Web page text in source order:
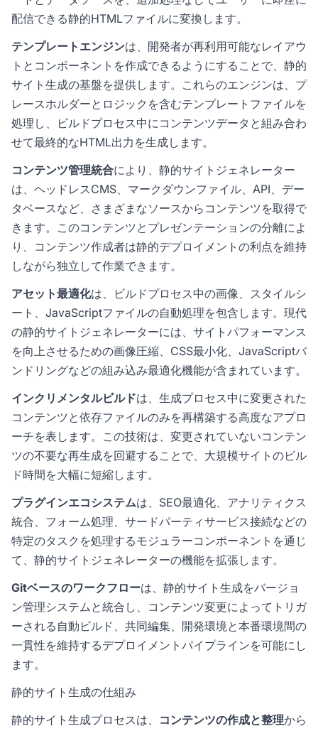
配信できる静的HTMLファイルに変換します。
テンプレートエンジンは、開発者が再利用可能なレイアウ
トとコンポーネントを作成できるようにすることで、静的
サイト生成の基盤を提供します。これらのエンジンは、プ
レースホルダーとロジックを含むテンプレートファイルを
処理し、ビルドプロセス中にコンテンツデータと組み合わ
せて最終的なHTML出力を生成します。
コンテンツ管理統合により、静的サイトジェネレーター
は、ヘッドレスCMS、マークダウンファイル、API、デー
タベースなど、さまざまなソースからコンテンツを取得で
きます。このコンテンツとプレゼンテーションの分離によ
り、コンテンツ作成者は静的デプロイメントの利点を維持
しながら独立して作業できます。
アセット最適化は、ビルドプロセス中の画像、スタイルシ
ート、JavaScriptファイルの自動処理を包含します。現代
の静的サイトジェネレーターには、サイトパフォーマンス
を向上させるための画像圧縮、CSS最小化、JavaScriptバ
ンドリングなどの組み込み最適化機能が含まれています。
インクリメンタルビルドは、生成プロセス中に変更された
コンテンツと依存ファイルのみを再構築する高度なアプロ
ーチを表します。この技術は、変更されていないコンテン
ツの不要な再生成を回避することで、大規模サイトのビル
ド時間を大幅に短縮します。
プラグインエコシステムは、SEO最適化、アナリティクス
統合、フォーム処理、サードパーティサービス接続などの
特定のタスクを処理するモジュラーコンポーネントを通じ
て、静的サイトジェネレーターの機能を拡張します。
Gitベースのワークフローは、静的サイト生成をバージョ
ン管理システムと統合し、コンテンツ変更によってトリガ
ーされる自動ビルド、共同編集、開発環境と本番環境間の
一貫性を維持するデプロイメントパイプラインを可能にし
ます。
静的サイト生成の仕組み
静的サイト生成プロセスは、 コンテンツの作成と整理から